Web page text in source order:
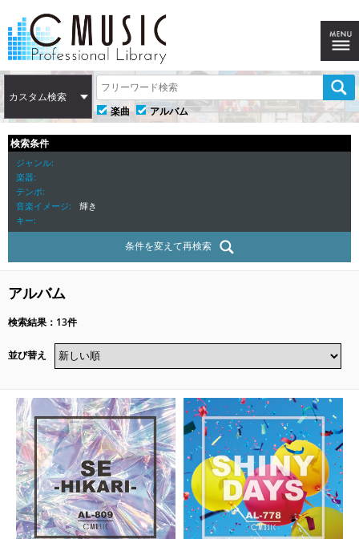
カスタム検索
楽曲
アルバム
検索条件
ジャンル
楽器
テンポ
音楽イメージ
輝き
キー
条件を変えて再検索
アルバム
検索結果：13件
並び替え